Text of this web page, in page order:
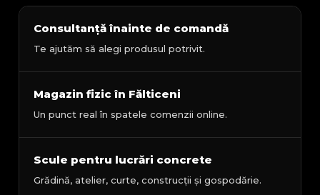
Consultanță înainte de comandă
Te ajutăm să alegi produsul potrivit.
Magazin fizic în Fălticeni
Un punct real în spatele comenzii online.
Scule pentru lucrări concrete
Grădină, atelier, curte, construcții și gospodărie.